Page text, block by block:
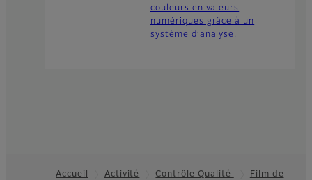
couleurs en valeurs
numériques grâce à un
système d’analyse.
Accueil Activité Contrôle Qualité
Film de